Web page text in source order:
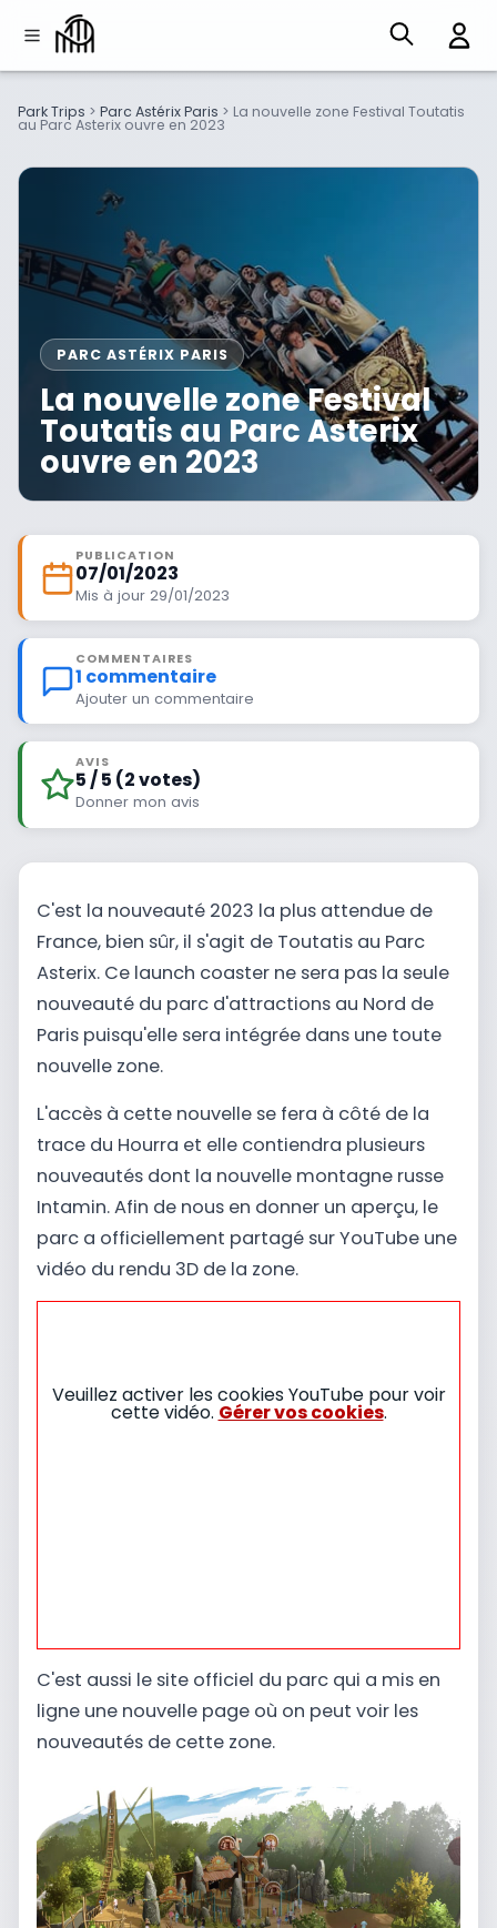
Park Trips > Parc Astérix Paris > La nouvelle zone Festival Toutatis
au Parc Asterix ouvre en 2023
PARC ASTÉRIX PARIS
La nouvelle zone Festival
Toutatis au Parc Asterix
ouvre en 2023
PUBLICATION
07/01/2023
Mis à jour 29/01/2023
COMMENTAIRES
1 commentaire
Ajouter un commentaire
AVIS
5 / 5 (2 votes)
Donner mon avis
C'est la nouveauté 2023 la plus attendue de
France, bien sûr, il s'agit de Toutatis au Parc
Asterix. Ce launch coaster ne sera pas la seule
nouveauté du parc d'attractions au Nord de
Paris puisqu'elle sera intégrée dans une toute
nouvelle zone.
L'accès à cette nouvelle se fera à côté de la
trace du Hourra et elle contiendra plusieurs
nouveautés dont la nouvelle montagne russe
Intamin. Afin de nous en donner un aperçu, le
parc a officiellement partagé sur YouTube une
vidéo du rendu 3D de la zone.
Veuillez activer les cookies YouTube pour voir
cette vidéo. Gérer vos cookies.
C'est aussi le site officiel du parc qui a mis en
ligne une nouvelle page où on peut voir les
nouveautés de cette zone.